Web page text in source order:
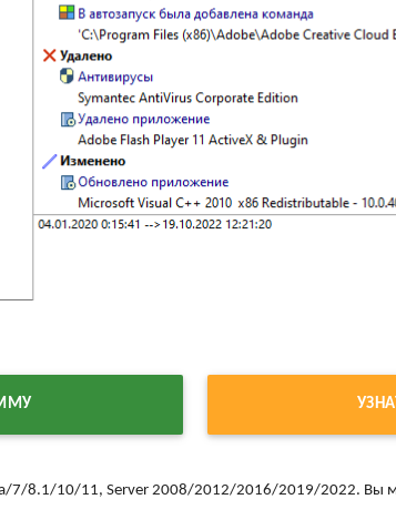
7/8.1/10/11, Server 2008/2012/2016/2019/2022. Вы